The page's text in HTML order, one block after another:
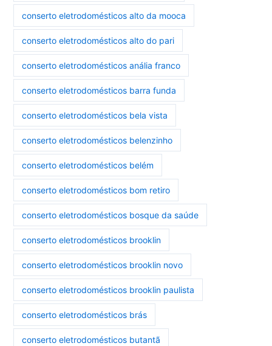
conserto eletrodomésticos alto da mooca
conserto eletrodomésticos alto do pari
conserto eletrodomésticos anália franco
conserto eletrodomésticos barra funda
conserto eletrodomésticos bela vista
conserto eletrodomésticos belenzinho
conserto eletrodomésticos belém
conserto eletrodomésticos bom retiro
conserto eletrodomésticos bosque da saúde
conserto eletrodomésticos brooklin
conserto eletrodomésticos brooklin novo
conserto eletrodomésticos brooklin paulista
conserto eletrodomésticos brás
conserto eletrodomésticos butantã